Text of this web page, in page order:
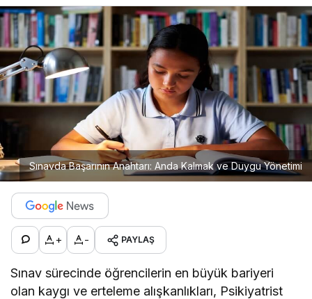
Sınavda Başarının Anahtarı: Anda Kalmak ve Duygu Yönetimi
+ - PAYLAŞ
Sınav sürecinde öğrencilerin en büyük bariyeri
olan kaygı ve erteleme alışkanlıkları, Psikiyatrist